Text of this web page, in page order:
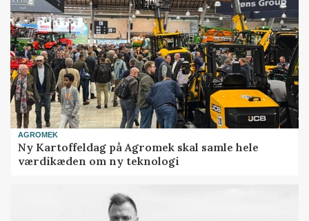
AGROMEK
Ny Kartoffeldag på Agromek skal samle hele
værdikæden om ny teknologi